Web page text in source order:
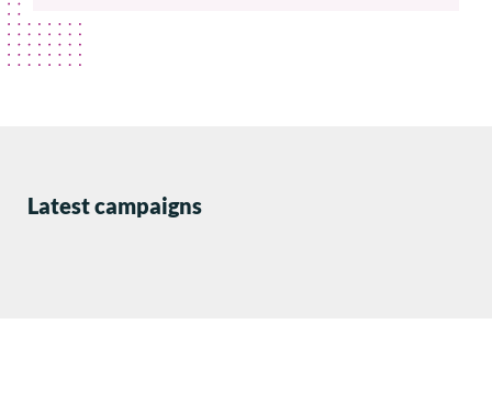
Latest campaigns